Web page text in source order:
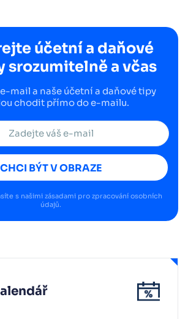
účetní a daňové
srozumitelně a včas
mail a naše účetní a daňové tipy
chodit přímo do e-mailu.
CHCI BÝT V OBRAZE
s našimi zásadami pro zpracování osobních
údajů.